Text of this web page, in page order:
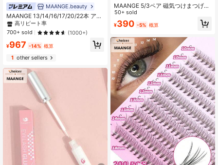
MAANGE.beauty
MAANGE 13/14/16/17/20/22本 アル
ミチューブメイクブラシセット、フ
ェイスブラシ、チークブラシ、ファ
ンデーションブラシ、アイライナー
ブラシ、アイシャドウブラシ、アイ
ブロウブラシ、ブレンディングブラ
シ、ハイライターブラシ、コンシー
ッド、クリームコスメに適し、日常
使用と旅行に最適、完璧なメイクツ
ールギフトセット、プロフェッショ
高リピート率
#3 ベストセラー
アルミニウム ブラシセット
高リピート率
#3 ベストセラー
アルミニウム ブラシセット
高リピート率
#3 ベストセラー
アルミニウム ブラシセット
700+ sold (1000+)
¥967 -14% 概算
1other sellers
MAANGE 5/3ペア 磁気つけまつげセ
ット/10ペア ハーフキャットアイつ
けまつげ、まつげアプリケーター付
き、接着剤不要、目の輪郭にぴった
チュラルなカートゥーンスタイル、
ナチュラルなまつげブレンドデザイ
ン、3Dふわふわつけまつげストリッ
プ、魅力的なリフトアップアイメイ
クを演出、日常着用、仕事、勉強、
旅行、パーティーなど様々なシーン
に適し、女性への理想的なギフト
50+ sold
¥390 -5% 概算